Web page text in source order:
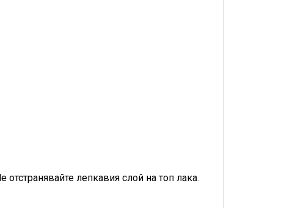
лепкавия слой на топ лака.